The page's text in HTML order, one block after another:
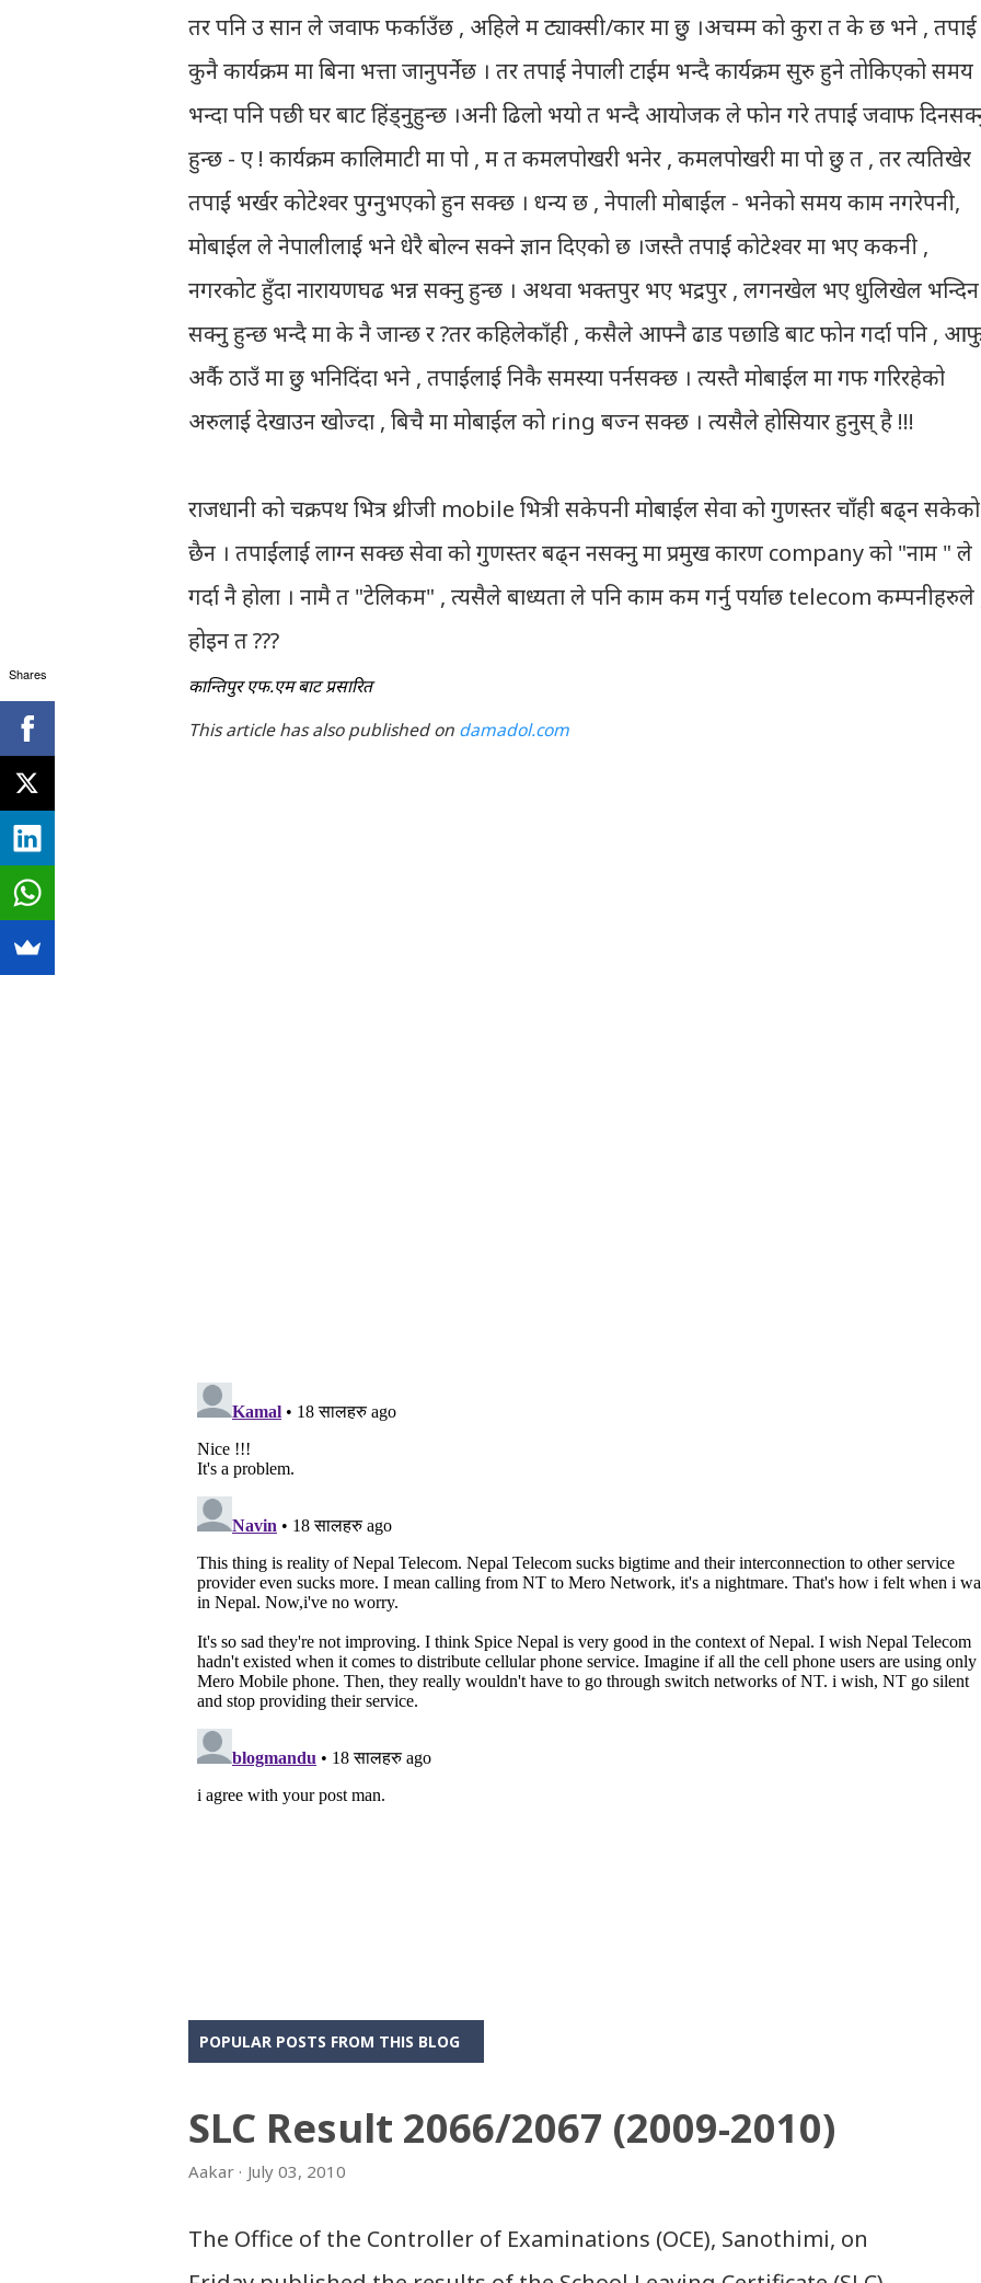
तर पनि उ सान ले जवाफ फर्काउँछ , अहिले म ट्याक्सी/कार मा छु ।अचम्म को कुरा त के छ भने , तपाईं
कुनै कार्यक्रम मा बिना भत्ता जानुपर्नेछ । तर तपाईं नेपाली टाईम भन्दै कार्यक्रम सुरु हुने तोकिएको समय
भन्दा पनि पछी घर बाट हिंड्नुहुन्छ ।अनी ढिलो भयो त भन्दै आयोजक ले फोन गरे तपाईं जवाफ
हुन्छ - ए ! कार्यक्रम कालिमाटी मा पो , म त कमलपोखरी भनेर , कमलपोखरी मा पो छु त , तर त्यतिखेर
तपाईं भर्खर कोटेश्वर पुग्नुभएको हुन सक्छ । धन्य छ , नेपाली मोबाईल - भनेको समय काम नगरेपनी,
मोबाईल ले नेपालीलाई भने धेरै बोल्न सक्ने ज्ञान दिएको छ ।जस्तै तपाईं कोटेश्वर मा भए ककनी ,
नगरकोट हुँदा नारायणघढ भन्न सक्नु हुन्छ । अथवा भक्तपुर भए भद्रपुर , लगनखेल भए धुलिखेल भन्दिन
सक्नु हुन्छ भन्दै मा के नै जान्छ र ?तर कहिलेकाँही , कसैले आफ्नै ढाड पछाडि बाट फोन गर्दा पनि ,
अर्कै ठाउँ मा छु भनिदिंदा भने , तपाईंलाई निकै समस्या पर्नसक्छ । त्यस्तै मोबाईल मा गफ गरिरहेको
अरुलाई देखाउन खोज्दा , बिचै मा मोबाईल को ring बज्न सक्छ । त्यसैले होसियार हुनुस् है !!!
राजधानी को चक्रपथ भित्र थ्रीजी mobile भित्री सकेपनी मोबाईल सेवा को गुणस्तर चाँही बढ्न सकेको
छैन । तपाईंलाई लाग्न सक्छ सेवा को गुणस्तर बढ्न नसक्नु मा प्रमुख कारण company को "नाम " ले
गर्दा नै होला । नामै त "टेलिकम" , त्यसैले बाध्यता ले पनि काम कम गर्नु पर्याछ telecom कम्पनीहरुले
होइन त ???
कान्तिपुर एफ.एम बाट प्रसारित
This article has also published on damadol.com
POPULAR POSTS FROM THIS BLOG
SLC Result 2066/2067 (2009-2010)
Aakar July 03, 2010
The Office of the Controller of Examinations (OCE), Sanothimi, on
Shares